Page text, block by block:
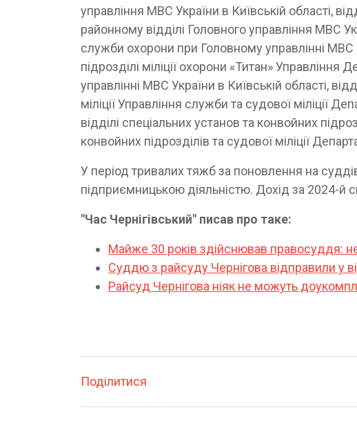
управління МВС України в Київській області,
районному відділі Головного управління МВС
служби охорони при Головному управлінні МВС
підрозділі міліції охорони «Титан»
управлінні МВС України в Київській області,
міліції Управління служби та судової міліції
відділі спеціальних установ та конвойних
конвойних підрозділів та судової міліції
У період тривалих тяжб за поновлення на
підприємницькою діяльністю. Дохід за 2024-й
"Час Чернігівський" писав про таке:
Майже 30 років здійснював правосуддя:
Суддю з райсуду Чернігова відправили у
Райсуд Чернігова ніяк не можуть
Поділитися